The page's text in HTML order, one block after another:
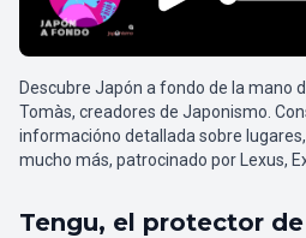
Descubre Japón a fondo de la mano
Tomàs, creadores de Japonismo.
informacióno detallada sobre
mucho más, patrocinado por Lexus,
Tengu, el protector